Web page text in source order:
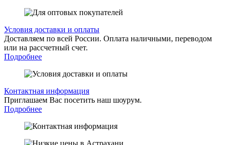
Условия доставки и оплаты
Доставляем по всей России. Оплата наличными, переводом
или на рассчетный счет.
Подробнее
Контактная информация
Приглашаем Вас посетить наш шоурум.
Подробнее